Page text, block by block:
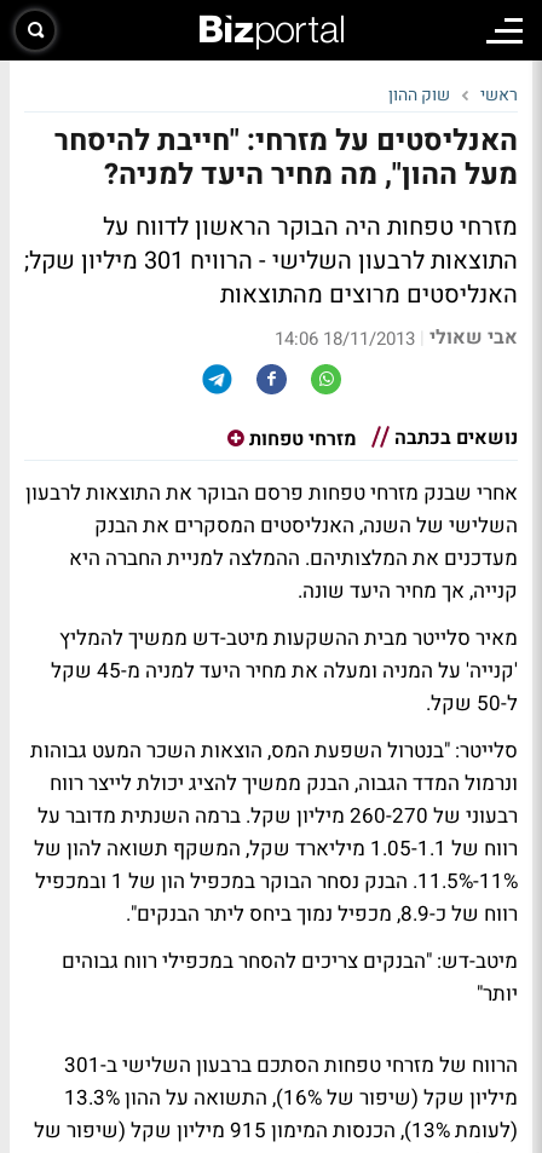
ראשי שוק ההון
האנליסטים על מזרחי: "חייבת להיסחר
מעל ההון", מה מחיר היעד למניה?
מזרחי טפחות היה הבוקר הראשון לדווח על
התוצאות לרבעון השלישי - הרוויח 301 מיליון שקל;
האנליסטים מרוצים מהתוצאות
אבי שאולי |
18/11/2013 14:06
נושאים בכתבה מזרחי טפחות
אחרי שבנק מזרחי טפחות פרסם הבוקר את התוצאות לרבעון
השלישי של השנה, האנליסטים המסקרים את הבנק
מעדכנים את המלצותיהם. ההמלצה למניית החברה היא
קנייה, אך מחיר היעד שונה.
מאיר סלייטר מבית ההשקעות מיטב-דש ממשיך להמליץ
'קנייה' על המניה ומעלה את מחיר היעד למניה מ-45 שקל
ל-50 שקל.
סלייטר: "בנטרול השפעת המס, הוצאות השכר המעט גבוהות
ונרמול המדד הגבוה, הבנק ממשיך להציג יכולת לייצר רווח
רבעוני של 260-270 מיליון שקל. ברמה השנתית מדובר על
רווח של 1.05-1.1 מיליארד שקל, המשקף תשואה להון של
11%-11.5%. הבנק נסחר הבוקר במכפיל הון של 1 ובמכפיל
רווח של כ-8.9, מכפיל נמוך ביחס ליתר הבנקים".
מיטב-דש: "הבנקים צריכים להסחר במכפילי רווח גבוהים
יותר"
הרווח של מזרחי טפחות הסתכם ברבעון השלישי ב-301
מיליון שקל (שיפור של 16%), התשואה על ההון 13.3%
(לעומת 13%), הכנסות המימון 915 מיליון שקל (שיפור של